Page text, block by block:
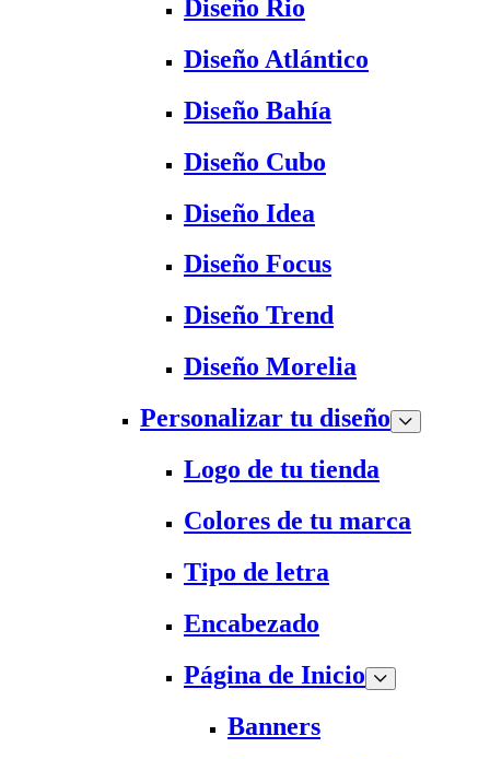
Diseño Rio
Diseño Atlántico
Diseño Bahía
Diseño Cubo
Diseño Idea
Diseño Focus
Diseño Trend
Diseño Morelia
Personalizar tu diseño
Logo de tu tienda
Colores de tu marca
Tipo de letra
Encabezado
Página de Inicio
Banners